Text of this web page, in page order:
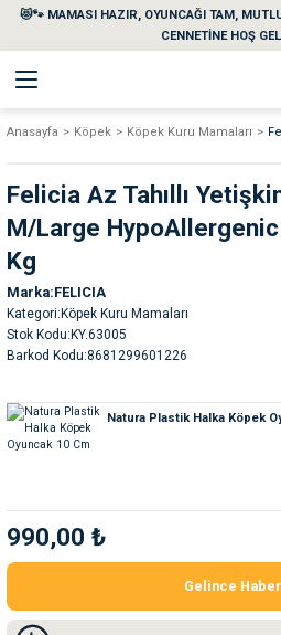
😻🐾 MAMASI HAZIR, OYUNCAĞI TAM,
CENNETİNE HOŞ
Geri Dön
Geri Dön
Temizlik Ürünleri
Geri Dön
Geri Dön
Geri Dön
Geri Dön
Anasayfa Köpek Köpek Kuru Mamaları
Felicia Az Tahıllı
M/Large
Kg
Marka FELICIA
Kategori Köpek Kuru Mamaları
Stok Kodu KY.63005
Barkod Kodu 8681299601226
Natura Plastik Halka Köpek
990,00 ₺
Gelince